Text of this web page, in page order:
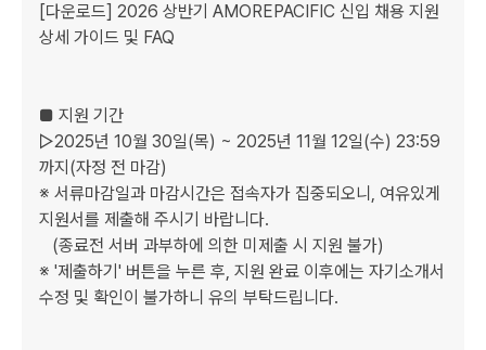
[다운로드] 2026 상반기 AMOREPACIFIC 신입 채용 지원
상세 가이드 및 FAQ
■ 지원 기간
▷2025년 10월 30일(목) ~ 2025년 11월 12일(수) 23:59
까지(자정 전 마감)
※ 서류마감일과 마감시간은 접속자가 집중되오니, 여유있게
지원서를 제출해 주시기 바랍니다.
※ '제출하기' 버튼을 누른 후, 지원 완료 이후에는 자기소개서
수정 및 확인이 불가하니 유의 부탁드립니다.